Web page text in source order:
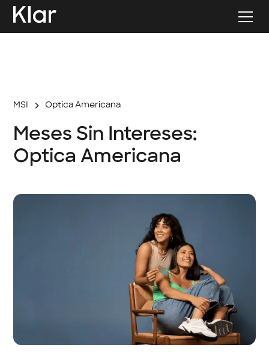
MSI Optica Americana
Meses Sin Intereses:
Optica Americana